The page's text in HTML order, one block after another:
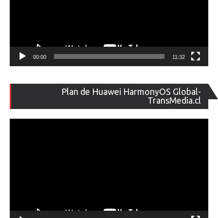
00:00 11:32
Plan de Huawei HarmonyOS Global-
TransMedia.cl
de